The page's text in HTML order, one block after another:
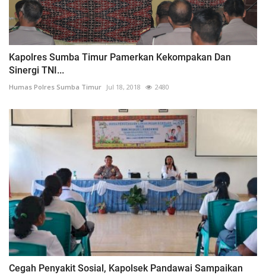
Kapolres Sumba Timur Pamerkan Kekompakan Dan
Sinergi TNI...
Humas Polres Sumba Timur Jul 18, 2018 2480
Cegah Penyakit Sosial, Kapolsek Pandawai Sampaikan